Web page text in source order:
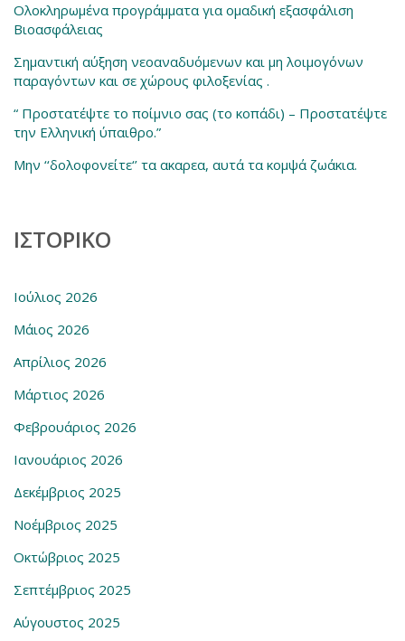
Ολοκληρωμένα προγράμματα για ομαδική εξασφάλιση
Βιοασφάλειας
Σημαντική αύξηση νεοαναδυόμενων και μη λοιμογόνων
παραγόντων και σε χώρους φιλοξενίας .
“ Προστατέψτε το ποίμνιο σας (το κοπάδι) – Προστατέψτε
την Ελληνική ύπαιθρο.”
Μην ‘‘δολοφονείτε‘’ τα ακαρεα, αυτά τα κομψά ζωάκια.
ΙΣΤΟΡΙΚΌ
Ιούλιος 2026
Μάιος 2026
Απρίλιος 2026
Μάρτιος 2026
Φεβρουάριος 2026
Ιανουάριος 2026
Δεκέμβριος 2025
Νοέμβριος 2025
Οκτώβριος 2025
Σεπτέμβριος 2025
Αύγουστος 2025